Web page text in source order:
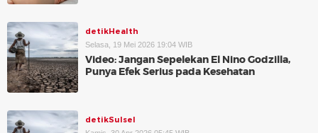
detikHealth
Selasa, 19 Mei 2026 19:04 WIB
Video: Jangan Sepelekan El Nino Godzilla,
Punya Efek Serius pada Kesehatan
detikSulsel